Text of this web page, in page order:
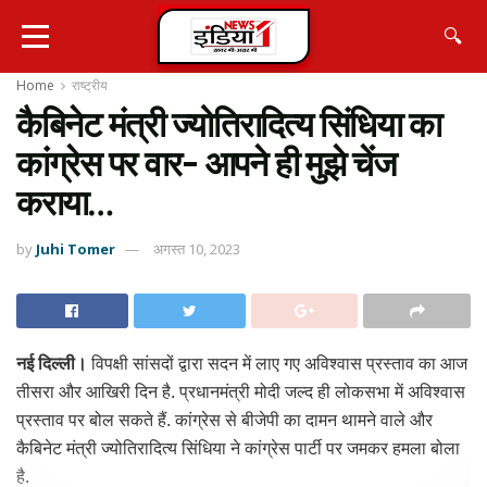
🔍
Home राष्ट्रीय
कैबिनेट मंत्री ज्योतिरादित्य सिंधिया का
कांग्रेस पर वार- आपने ही मुझे चेंज
कराया…
by Juhi Tomer अगस्त 10, 2023
नई दिल्ली। विपक्षी सांसदों द्वारा सदन में लाए गए अविश्वास प्रस्ताव का आज
तीसरा और आखिरी दिन है. प्रधानमंत्री मोदी जल्द ही लोकसभा में अविश्वास
प्रस्ताव पर बोल सकते हैं. कांग्रेस से बीजेपी का दामन थामने वाले और
कैबिनेट मंत्री ज्योतिरादित्य सिंधिया ने कांग्रेस पार्टी पर जमकर हमला बोला
है.